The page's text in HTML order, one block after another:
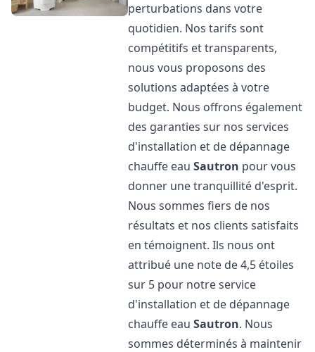
perturbations dans votre
quotidien. Nos tarifs sont
compétitifs et transparents,
nous vous proposons des
solutions adaptées à votre
budget. Nous offrons également
des garanties sur nos services
d'installation et de dépannage
chauffe eauSautron pour vous
donner une tranquillité d'esprit.
Nous sommes fiers de nos
résultats et nos clients satisfaits
en témoignent. Ils nous ont
attribué une note de 4,5 étoiles
sur 5 pour notre service
d'installation et de dépannage
chauffe eauSautron. Nous
sommes déterminés à maintenir